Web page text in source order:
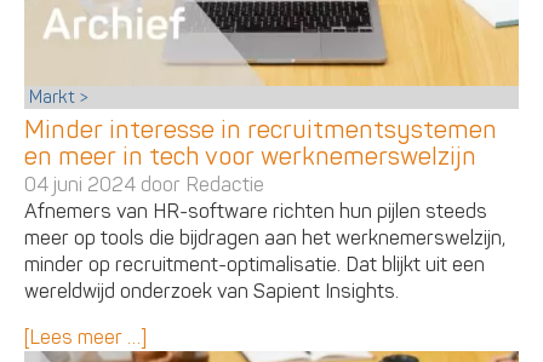
Markt
Minder interesse in recruitmentsystemen
en meer in tech voor werknemerswelzijn
04 juni 2024 door Redactie
Afnemers van HR-software richten hun pijlen steeds
meer op tools die bijdragen aan het werknemerswelzijn,
minder op recruitment-optimalisatie. Dat blijkt uit een
wereldwijd onderzoek van Sapient Insights.
[Lees meer …]